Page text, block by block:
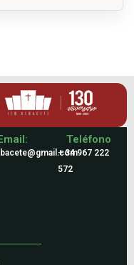
Teléfono
+ 34 967 222
572